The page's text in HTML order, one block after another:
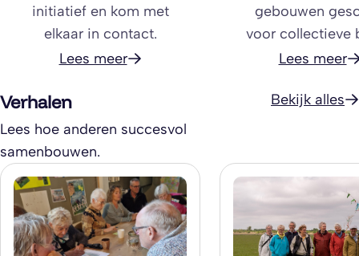
initiatief en kom met
elkaar in contact.
Lees meer
gebouwen
voor collectieve
Lees meer
Verhalen
Lees hoe anderen succesvol
samenbouwen.
Bekijk alles